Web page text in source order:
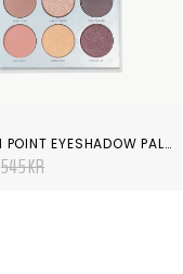
PUR ON POINT EYESHADOW PALETTE
545 KR